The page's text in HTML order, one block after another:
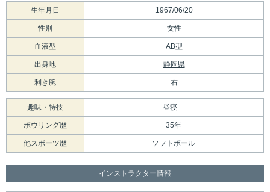
生年月日 1967/06/20
性別 女性
血液型 AB型
出身地 静岡県
利き腕 右
趣味・特技 昼寝
ボウリング歴 35年
他スポーツ歴 ソフトボール
インストラクター情報